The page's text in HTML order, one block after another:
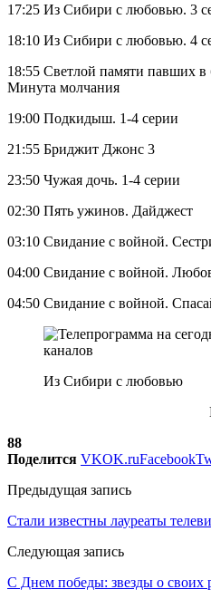
17:25 Из Сибири с любовью. 3
18:10 Из Сибири с любовью. 4
18:55 Светлой памяти павших
Минута молчания
19:00 Подкидыш. 1-4 серии
21:55 Бриджит Джонс 3
23:50 Чужая дочь. 1-4 серии
02:30 Пять ужинов. Дайджест
03:10 Свидание с войной.
04:00 Свидание с войной.
04:50 Свидание с войной.
Из Сибири с любовью
88
Поделится VKOK.ruFacebook
Предыдущая запись
Стали известны лауреаты
Следующая запись
С Днем победы: звезды о своих